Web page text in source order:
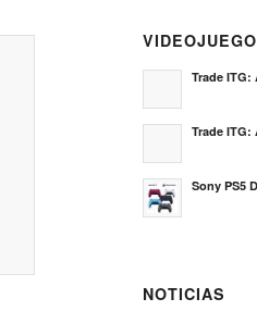
Trade ITG:
Trade ITG:
Sony PS5
NOTICIAS